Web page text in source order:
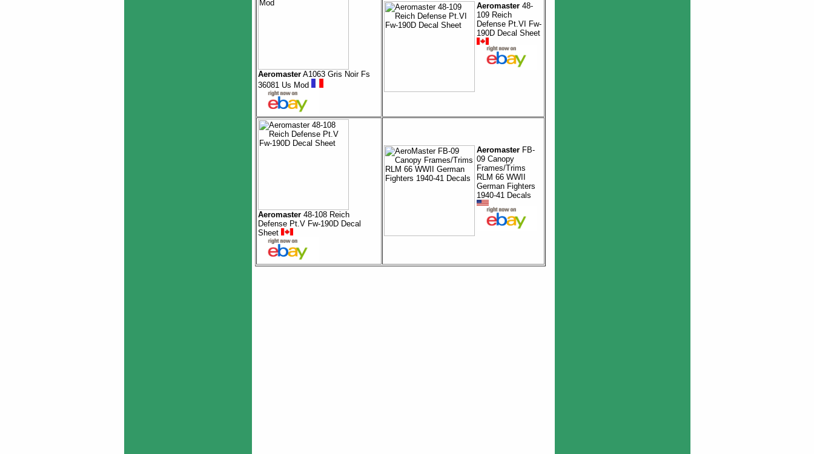
AeromasterA1063 Gris Noir Fs
36081 Us Mod
Aeromaster48-
109 Reich
Defense Pt.VI Fw-
190D Decal Sheet
Aeromaster48-108 Reich
Defense Pt.V Fw-190D Decal
Sheet
AeromasterFB-
09 Canopy
Frames/Trims
RLM 66 WWII
German Fighters
1940-41 Decals